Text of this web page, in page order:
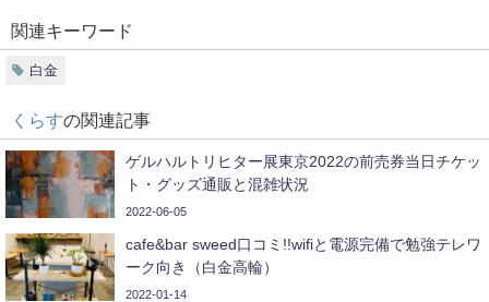
関連キーワード
白金
くらすの関連記事
ゲルハルトリヒター展東京2022の前売券当日チケッ
ト・グッズ通販と混雑状況
2022-06-05
cafe&bar sweed口コミ!!wifiと電源完備で勉強テレワ
ーク向き（白金高輪）
2022-01-14